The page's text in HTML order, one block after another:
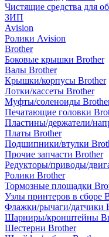
Чистящие средства для
ЗИП
Avision
Ролики Avision
Brother
Боковые крышки Brother
Валы Brother
Крышки/корпусы Brother
Лотки/кассеты Brother
Муфты/соленоиды
Печатающие головки
Пластины/держатели/
Платы Brother
Подшипники/втулки
Прочие запчасти Brother
Редукторы/приводы/
Ролики Brother
Тормозные площадки
Узлы принтеров в сборе
Флажки/рычаги/датчики
Шарниры/кронштейны
Шестерни Brother